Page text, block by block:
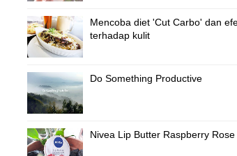
Mencoba diet 'Cut Carbo' dan
terhadap kulit
Do Something Productive
Nivea Lip Butter Raspberry